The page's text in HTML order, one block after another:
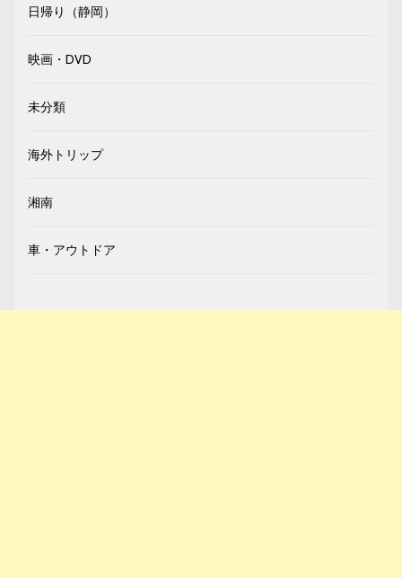
日帰り（静岡）
映画・DVD
未分類
海外トリップ
湘南
車・アウトドア